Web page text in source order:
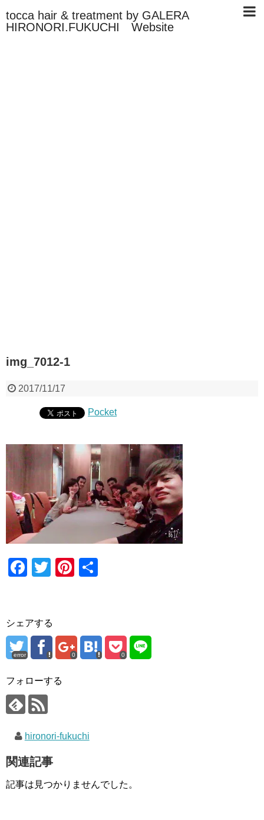
tocca hair & treatment by GALERA
HIRONORI.FUKUCHI Website
img_7012-1
2017/11/17
Pocket
F
e
b
o
o
k
T
er
Pi
st
シェアする
error 0 0
フォローする
hironori-fukuchi
関連記事
記事は見つかりませんでした。